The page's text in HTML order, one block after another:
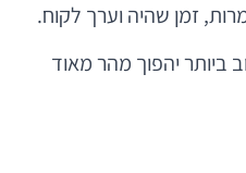
זמן שהיה וערך לקוח.
ביותר יהפוך מהר מאוד